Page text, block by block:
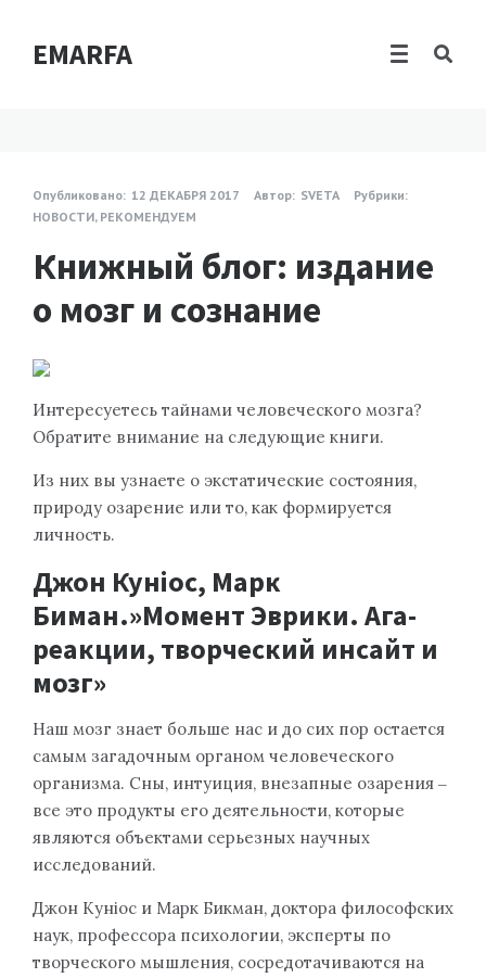
EMARFA
Опубликовано: 12 ДЕКАБРЯ 2017 Автор: SVETA
Рубрики:
НОВОСТИ, РЕКОМЕНДУЕМ
Книжный блог: издание
о мозг и сознание
Интересуетесь тайнами человеческого мозга?
Обратите внимание на следующие книги.
Из них вы узнаете о экстатические состояния,
природу озарение или то, как формируется
личность.
Джон Куніос, Марк
Биман.»Момент Эврики. Ага-
реакции, творческий инсайт и
мозг»
Наш мозг знает больше нас и до сих пор остается
самым загадочным органом человеческого
организма. Сны, интуиция, внезапные озарения ‒
все это продукты его деятельности, которые
являются объектами серьезных научных
исследований.
Джон Куніос и Марк Бикман, доктора философских
наук, профессора психологии, эксперты по
творческого мышления, сосредотачиваются на